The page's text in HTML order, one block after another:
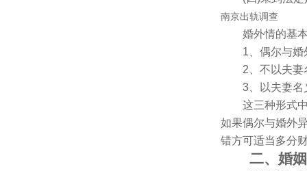
南京出轨调查
婚外情的基本
1、偶尔与婚
2、不以夫妻名
3、以夫妻名义
这三种形式中
如果偶尔与婚外
错方可适当多分财
二、婚姻